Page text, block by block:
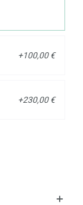
+100,00 €
+230,00 €